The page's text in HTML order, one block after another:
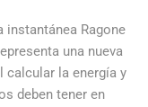
instantánea Ragone
una nueva
calcular la energía y
deben tener en